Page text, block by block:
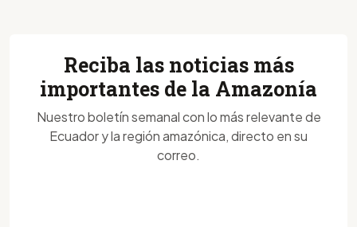
Reciba las noticias más
importantes de la Amazonía
Nuestro boletín semanal con lo más relevante de
Ecuador y la región amazónica, directo en su
correo.